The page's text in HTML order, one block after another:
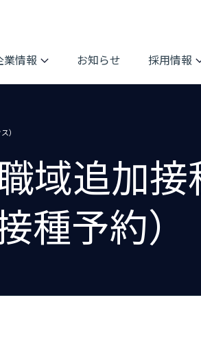
業情報 お知らせ 採用情報
）
職域追加
種予約）